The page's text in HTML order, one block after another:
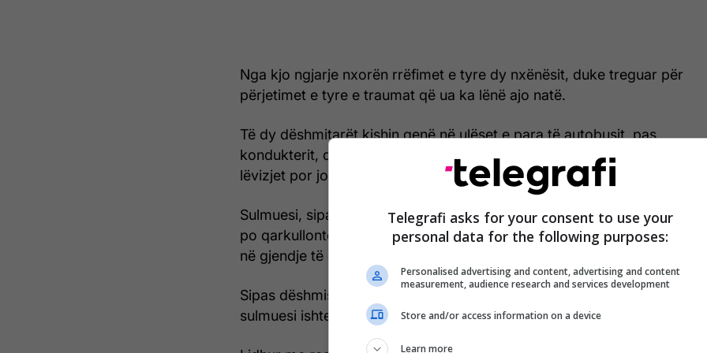
Nga kjo ngjarje nxorën rrëfimet e tyre dy nxënësit, duke treguar për
përjetimet e tyre e traumat që ua ka lënë ajo natë.
Të dy dëshmitarët kishin qenë në ulëset e para të autobusit, pas
kondukterit, dhe kishin arritur ta shohin sulmuesin, veshjet e tij,
lëvizjet por jo edhe fytyrën.
Sulmuesi, sipas tyre, kishte dalë në mes të rrugës para autobusit që
po qarkullonte në rrugët e Gllogjanit. Ai kishte lëvizur sikur të ishte
në gjendje të dehur dhe i tkurrur, me shpinë të kthyer nga autobusi.
Sipas dëshmisë së tyre, shoferi kishte ngadalësuar shpejtësinë dhe
sulmuesi ishte afruar dhe kishte drejtuar pozitën e trupit të tij.
Telegrafi asks for your consent to use your
personal data for the following purposes:
Personalised advertising and content, advertising and content
measurement, audience research and services development
Store and/or access information on a device
Learn more